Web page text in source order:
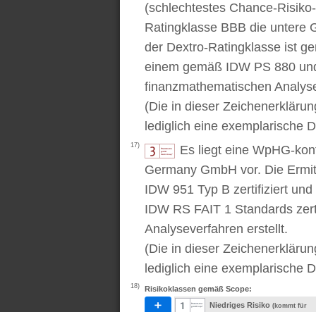
(schlechtestes Chance-
Ratingklasse BBB die untere
der Dextro-Ratingklasse ist
einem gemäß IDW PS 880
finanzmathematischen
(Die in dieser
lediglich eine exemplarische
17)
Es liegt eine WpHG-
Germany GmbH vor. Die
IDW 951 Typ B zertifiziert
IDW RS FAIT 1 Standards
Analyseverfahren erstellt.
(Die in dieser
lediglich eine exemplarische
18)
Risikoklassen gemäß Scope:
Niedriges Risiko (kommt für